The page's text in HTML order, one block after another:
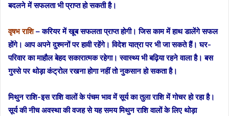
बदलने में सफलता भी प्राप्त हो सकती है।
वृषभ राशि– करियर में खूब सफलता प्राप्त होगी। जिस काम में हाथ डालेंगे सफल
होंगे। आप अपने दुश्मनों पर हावी रहेंगे। विदेश यात्रा पर भी जा सकते हैं। घर-
परिवार का माहौल बेहद सकारात्मक रहेगा। स्वास्थ्य भी बढ़िया रहने वाला है। बस
गुस्से पर थोड़ा कंट्रोल रखना होगा नहीं तो नुकसान हो सकता है।
मिथुन राशि-इस राशि वालों के पंचम भाव में सूर्य का तुला राशि में गोचर हो रहा है।
सूर्य की नीच अवस्था की वजह से यह समय मिथुन राशि वालों के लिए थोड़ा